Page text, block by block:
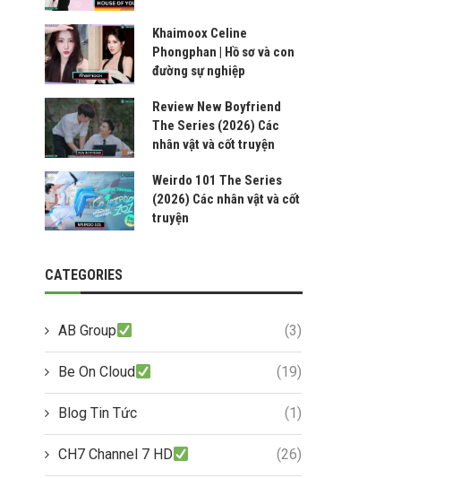
Khaimoox Celine
Phongphan | Hồ sơ và con
đường sự nghiệp
Review New Boyfriend
The Series (2026) Các
nhân vật và cốt truyện
Weirdo 101 The Series
(2026) Các nhân vật và cốt
truyện
CATEGORIES
AB Group (3)
Be On Cloud (19)
Blog Tin Tức (1)
CH7 Channel 7 HD (26)